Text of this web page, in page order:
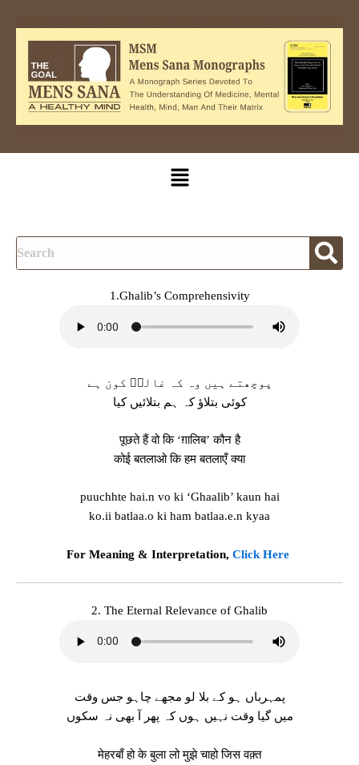
Menu
1.Ghalib’s Comprehensivity
پوچھتے ہیں وہ کہ غالبؔ کون ہے
کوئی بتلاؤ کہ ہم بتلائیں کیا
पूछते हैं वो कि ‘ग़ालिब’ कौन है
कोई बतलाओ कि हम बतलाएँ क्या
puuchhte hai.n vo ki ‘Ghaalib’ kaun hai
ko.ii batlaa.o ki ham batlaa.e.n kyaa
For Meaning & Interpretation, Click Here
2. The Eternal Relevance of Ghalib
پمہرباں ہو کے بلا لو مجھے چاہو جس وقت
میں گیا وقت نہیں ہوں کہ پھر آ بھی نہ سکوں
मेहरबाँ हो के बुला लो मुझे चाहो जिस वक़्त